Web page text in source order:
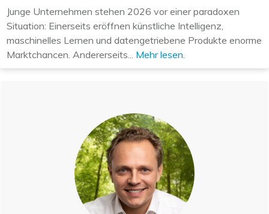
Junge Unternehmen stehen 2026 vor einer paradoxen
Situation: Einerseits eröffnen künstliche Intelligenz,
maschinelles Lernen und datengetriebene Produkte enorme
Marktchancen. Andererseits... Mehr lesen.